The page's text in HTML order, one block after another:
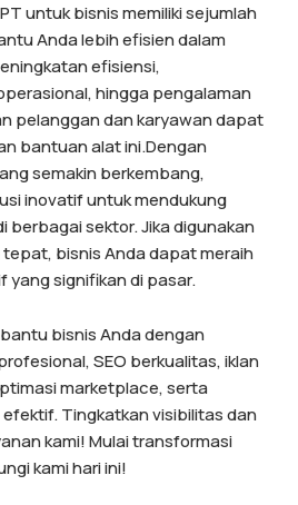
untuk bisnis memiliki sejumlah
Anda lebih efisien dalam
efisiensi,
hingga pengalaman
pelanggan dan karyawan dapat
bantuan alat ini.Dengan
semakin berkembang,
inovatif untuk mendukung
berbagai sektor. Jika digunakan
bisnis Anda dapat meraih
yang signifikan di pasar.
bisnis Anda dengan
SEO berkualitas, iklan
marketplace, serta
Tingkatkan visibilitas dan
kami! Mulai transformasi
kami hari ini!